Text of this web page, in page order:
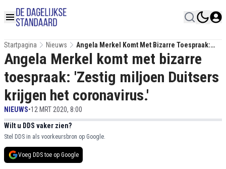
Startpagina Nieuws
Angela Merkel Komt Met Bizarre Toespraak:
'Zestig Miljoen Duitsers Krijgen Het
Coronavirus.'
Angela Merkel komt met bizarre
toespraak: 'Zestig miljoen Duitsers
krijgen het coronavirus.'
NIEUWS•12 MRT 2020, 8:00
Wilt u DDS vaker zien?
Stel DDS in als voorkeursbron op Google.
Voeg DDS toe op Google